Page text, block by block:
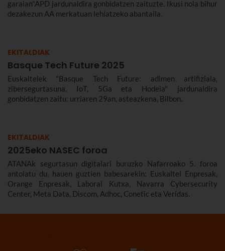
garaian"APD jardunaldira gonbidatzen zaituzte. Ikusi nola bihur
dezakezun AA merkatuan lehiatzeko abantaila.
EKITALDIAK
Basque Tech Future 2025
Euskaltelek "Basque Tech Future: adimen artifiziala,
zibersegurtasuna, IoT, 5Ga eta Hodeia" jardunaldira
gonbidatzen zaitu: urriaren 29an, asteazkena, Bilbon.
EKITALDIAK
2025eko NASEC foroa
ATANAk segurtasun digitalari buruzko Nafarroako 5. foroa
antolatu du, hauen guztien babesarekin: Euskaltel Enpresak,
Orange Enpresak, Laboral Kutxa, Navarra Cybersecurity
Center, Meta Data, Discom, Adhoc, Conetic eta Veridas.